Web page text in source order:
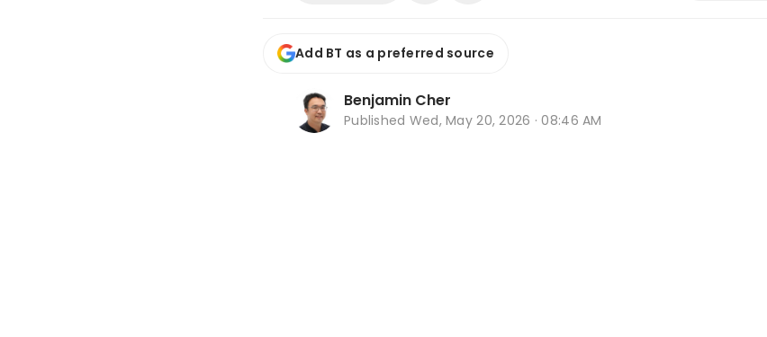
Add BT as a preferred source
Benjamin Cher
Published Wed, May 20, 2026 · 08:46 AM